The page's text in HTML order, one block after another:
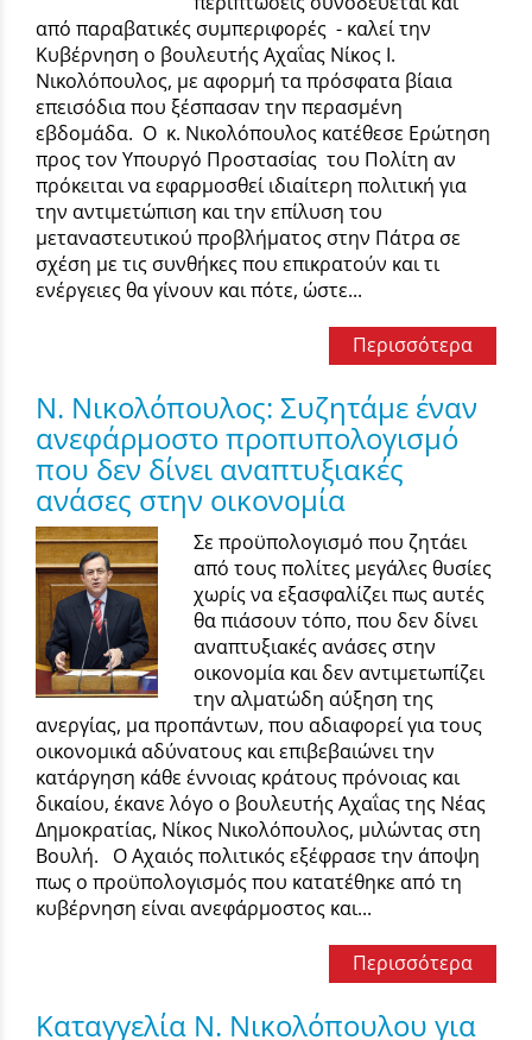
από παραβατικές συμπεριφορές - καλεί την
Κυβέρνηση ο βουλευτής Αχαΐας Νίκος Ι.
Νικολόπουλος, με αφορμή τα πρόσφατα βίαια
επεισόδια που ξέσπασαν την περασμένη
εβδομάδα. Ο κ. Νικολόπουλος κατέθεσε Ερώτηση
προς τον Υπουργό Προστασίας του Πολίτη αν
πρόκειται να εφαρμοσθεί ιδιαίτερη πολιτική για
την αντιμετώπιση και την επίλυση του
μεταναστευτικού προβλήματος στην Πάτρα σε
σχέση με τις συνθήκες που επικρατούν και τι
ενέργειες θα γίνουν και πότε, ώστε...
Περισσότερα
Ν. Νικολόπουλος: Συζητάμε έναν
ανεφάρμοστο προπυπολογισμό
που δεν δίνει αναπτυξιακές
ανάσες στην οικονομία
Σε προϋπολογισμό που ζητάει
από τους πολίτες μεγάλες θυσίες
χωρίς να εξασφαλίζει πως αυτές
θα πιάσουν τόπο, που δεν δίνει
αναπτυξιακές ανάσες στην
οικονομία και δεν αντιμετωπίζει
την αλματώδη αύξηση της
ανεργίας, μα προπάντων, που αδιαφορεί για τους
οικονομικά αδύνατους και επιβεβαιώνει την
κατάργηση κάθε έννοιας κράτους πρόνοιας και
δικαίου, έκανε λόγο ο βουλευτής Αχαΐας της Νέας
Δημοκρατίας, Νίκος Νικολόπουλος, μιλώντας στη
Βουλή. Ο Αχαιός πολιτικός εξέφρασε την άποψη
πως ο προϋπολογισμός που κατατέθηκε από τη
κυβέρνηση είναι ανεφάρμοστος και...
Περισσότερα
Καταγγελία Ν. Νικολόπουλου για